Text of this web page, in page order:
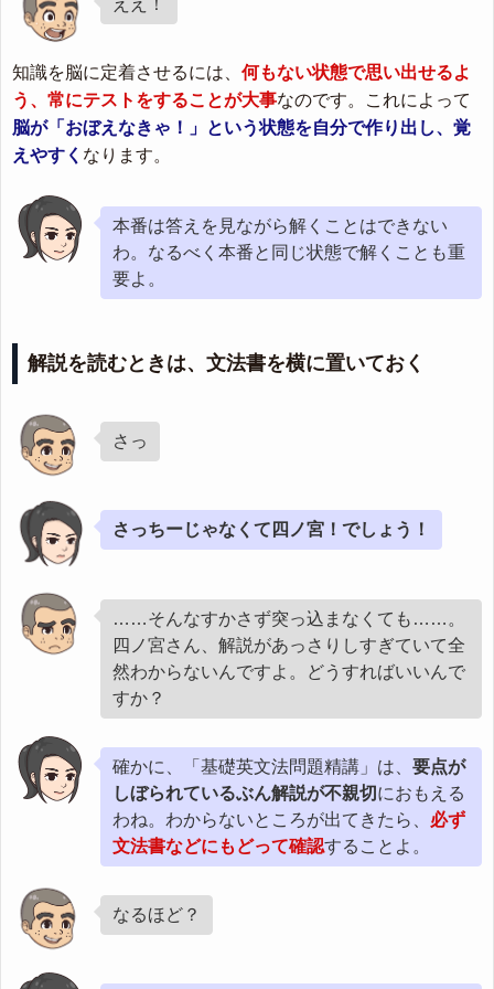
知識を脳に定着させるには、 何もない状態で思い出せるよ
う、常にテストをすることが大事なのです。これによって
脳が「おぼえなきゃ！」という状態を自分で作り出し、覚
えやすく なります。
本番は答えを見ながら解くことはできない
わ。なるべく本番と同じ状態で解くことも重
要よ。
解説を読むときは、文法書を横に置いておく
さっ
さっちーじゃなくて四ノ宮！でしょう！
……そんなすかさず突っ込まなくても……。
四ノ宮さん、解説があっさりしすぎていて全
然わからないんですよ。どうすればいいんで
すか？
確かに、「基礎英文法問題精講」は、 要点が
しぼられているぶん解説が不親切 におもえる
わね。わからないところが出てきたら、 必ず
文法書などにもどって確認することよ。
なるほど？